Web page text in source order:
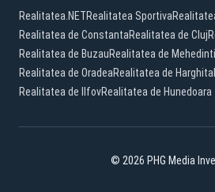
Realitatea.NETRealitatea Sportiva
Realitatea de ConstantaRealitatea de Cluj
Realitatea de BuzauRealitatea de Mehedinti
Realitatea de OradeaRealitatea de Harghita
Realitatea de IlfovRealitatea de Hunedoara
© 2026 PHG Media